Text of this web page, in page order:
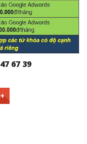
67 39